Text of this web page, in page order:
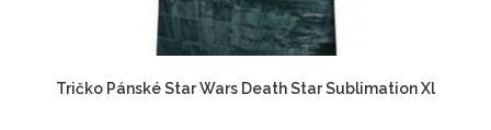
Tričko Pánské Star Wars Death Star Sublimation Xl